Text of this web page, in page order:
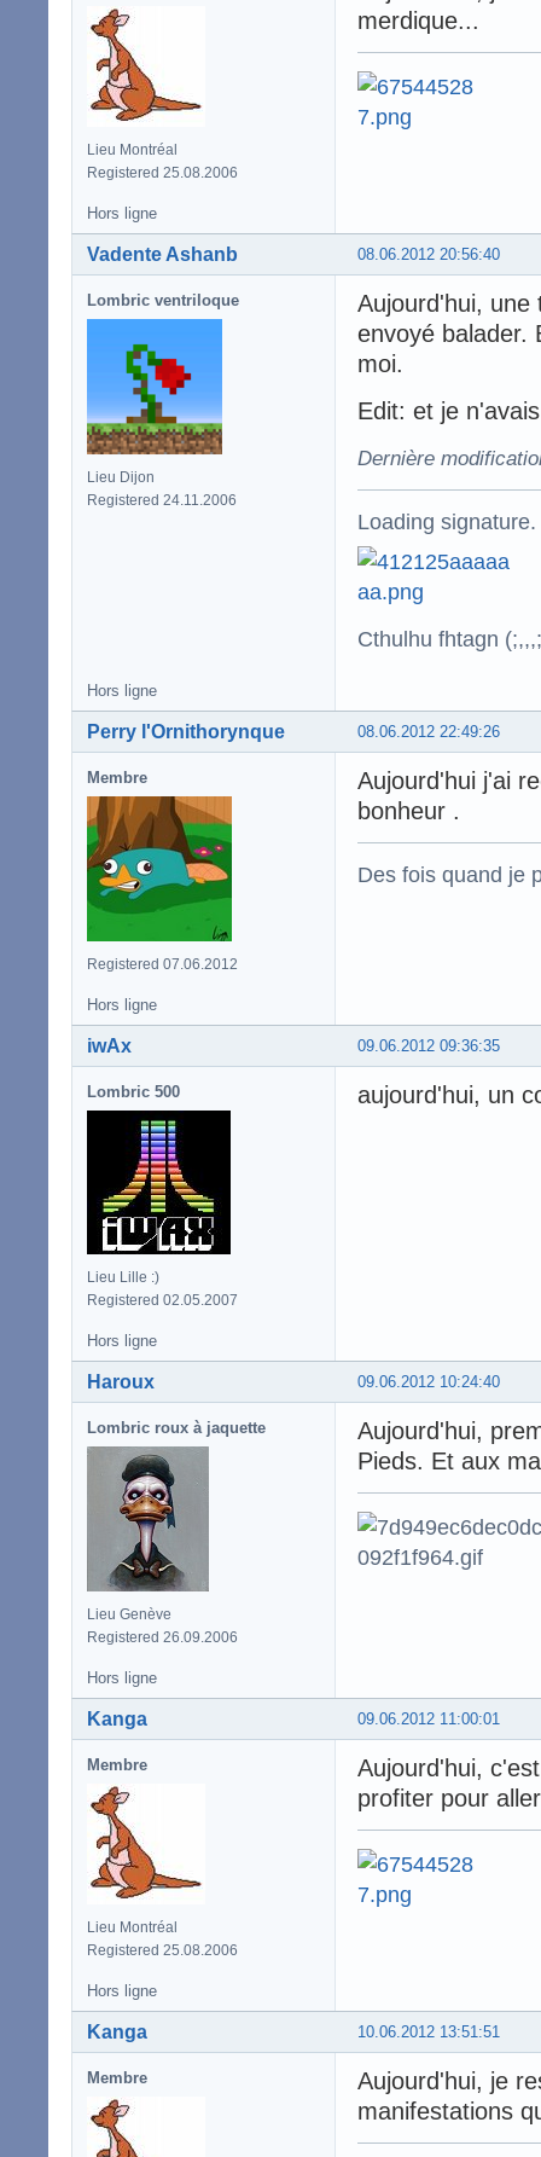
Lieu Montréal
Registered 25.08.2006
merdique...
Hors ligne
08.06.2012 20:56:40
Vadente Ashanb
Lombric ventriloque
Lieu Dijon
Registered 24.11.2006
Aujourd'hui, une
envoyé balader.
moi.
Edit: et je
Dernière
Loading signature.
Cthulhu fhtagn
Hors ligne
08.06.2012 22:49:26
Perry l'Ornithorynque
Membre
Registered 07.06.2012
Aujourd'hui j'ai
bonheur .
Des fois quand je
Hors ligne
09.06.2012 09:36:35
iwAx
Lombric 500
Lieu Lille :)
Registered 02.05.2007
aujourd'hui, un
Hors ligne
09.06.2012 10:24:40
Haroux
Lombric roux à jaquette
Lieu Genève
Registered 26.09.2006
Aujourd'hui,
Pieds. Et aux
Hors ligne
09.06.2012 11:00:01
Kanga
Membre
Lieu Montréal
Registered 25.08.2006
Aujourd'hui,
profiter pour
Hors ligne
10.06.2012 13:51:51
Kanga
Membre
Aujourd'hui, je
manifestations